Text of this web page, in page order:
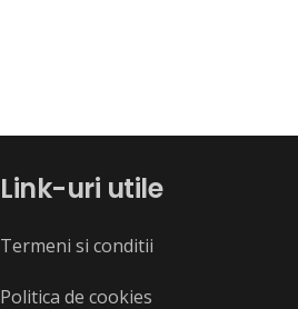
Link-uri utile
Termeni si conditii
Politica de cookies